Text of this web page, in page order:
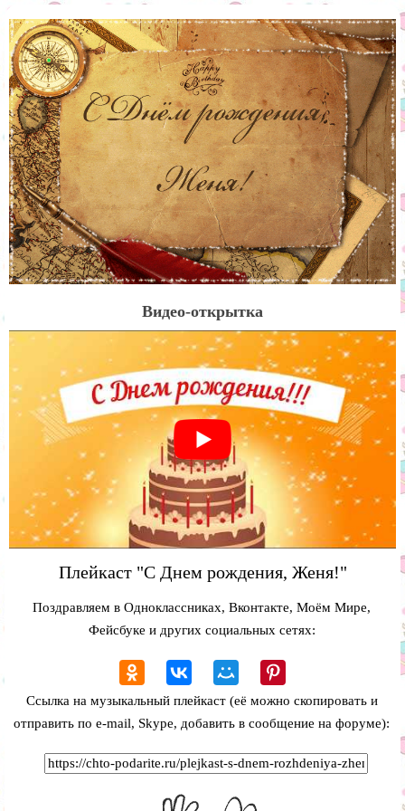
Видео-открытка
Плейкаст "С Днем рождения, Женя!"
Поздравляем в Одноклассниках, Вконтакте, Моём Мире,
Фейсбуке и других социальных сетях:
Ссылка на музыкальный плейкаст (её можно скопировать и
отправить по e-mail, Skype, добавить в сообщение на форуме):